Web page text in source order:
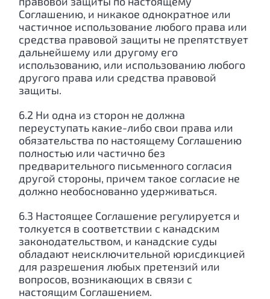
Соглашению, и никакое однократное или
частичное использование любого права или
средства правовой защиты не препятствует
дальнейшему или другому его
использованию, или использованию любого
другого права или средства правовой
защиты.
6.2 Ни одна из сторон не должна
переуступать какие-либо свои права или
обязательства по настоящему Соглашению
полностью или частично без
предварительного письменного согласия
другой стороны, причем такое согласие не
должно необоснованно удерживаться.
6.3 Настоящее Соглашение регулируется и
толкуется в соответствии с канадским
законодательством, и канадские суды
обладают неисключительной юрисдикцией
для разрешения любых претензий или
вопросов, возникающих в связи с
настоящим Соглашением.